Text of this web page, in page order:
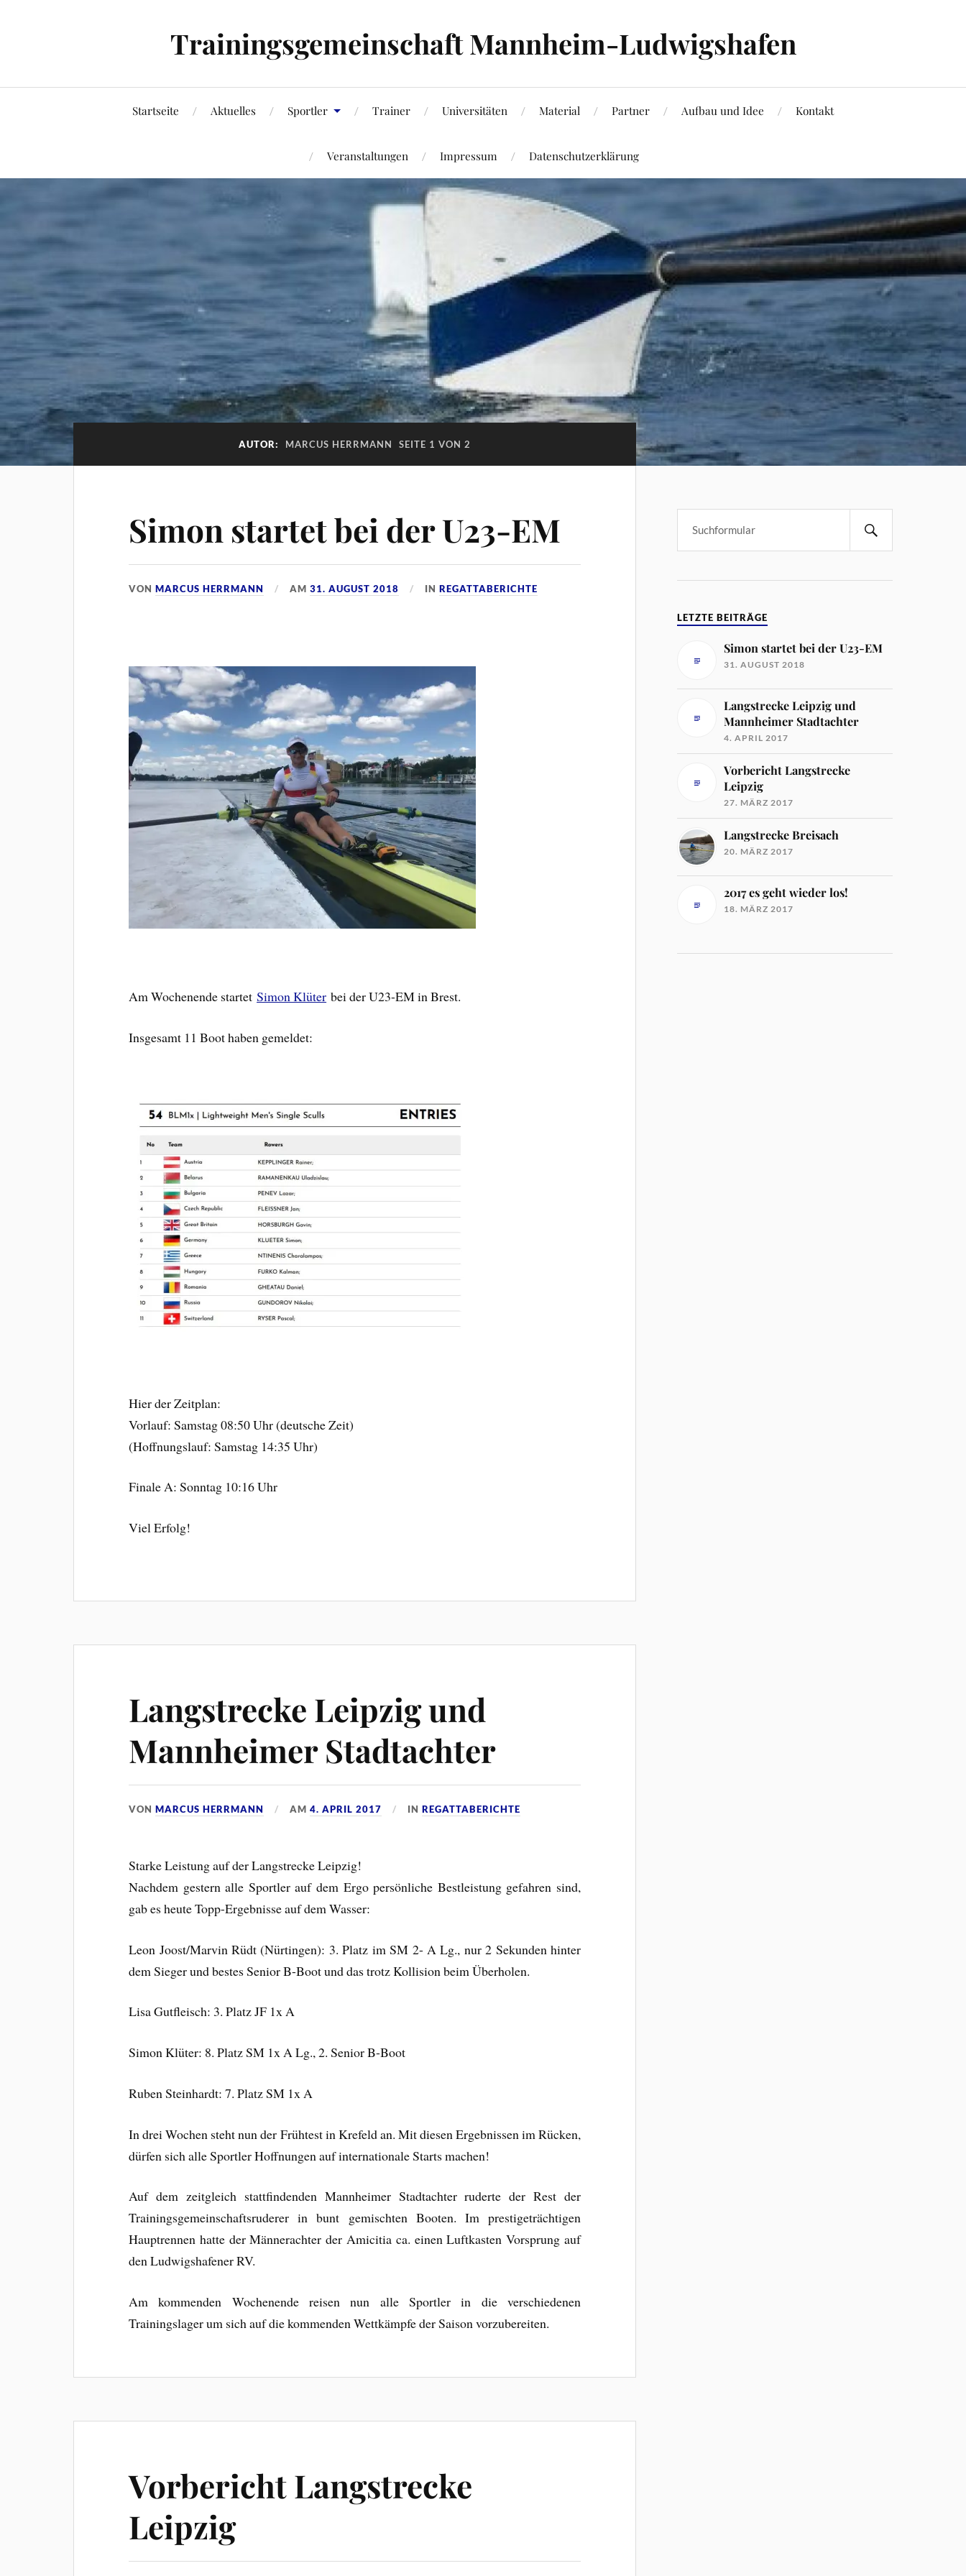
Trainingsgemeinschaft Mannheim-Ludwigshafen
Startseite Aktuelles Sportler Trainer Universitäten Material Partner Aufbau und Idee Kontakt
Veranstaltungen Impressum Datenschutzerklärung
AUTOR: MARCUS HERRMANN SEITE 1 VON 2
Simon startet bei der U23-EM
VONMARCUS HERRMANN AM31. AUGUST 2018 INREGATTABERICHTE
Am Wochenende startetSimon Klüter bei der U23-EM in Brest.
Insgesamt 11 Boot haben gemeldet:
Hier der Zeitplan:
Vorlauf: Samstag 08:50 Uhr (deutsche Zeit)
(Hoffnungslauf: Samstag 14:35 Uhr)
Finale A: Sonntag 10:16 Uhr
Viel Erfolg!
Langstrecke Leipzig und
Mannheimer Stadtachter
VONMARCUS HERRMANN AM4. APRIL 2017 INREGATTABERICHTE
Starke Leistung auf der Langstrecke Leipzig!
Nachdem gestern alle Sportler auf dem Ergo persönliche Bestleistung gefahren sind,
gab es heute Topp-Ergebnisse auf dem Wasser:
Leon Joost/Marvin Rüdt (Nürtingen): 3. Platz im SM 2- A Lg., nur 2 Sekunden hinter
dem Sieger und bestes Senior B-Boot und das trotz Kollision beim Überholen.
Lisa Gutfleisch: 3. Platz JF 1x A
Simon Klüter: 8. Platz SM 1x A Lg., 2. Senior B-Boot
Ruben Steinhardt: 7. Platz SM 1x A
In drei Wochen steht nun der Frühtest in Krefeld an. Mit diesen Ergebnissen im Rücken,
dürfen sich alle Sportler Hoffnungen auf internationale Starts machen!
Auf dem zeitgleich stattfindenden Mannheimer Stadtachter ruderte der Rest der
Trainingsgemeinschaftsruderer in bunt gemischten Booten. Im prestigeträchtigen
Hauptrennen hatte der Männerachter der Amicitia ca. einen Luftkasten Vorsprung auf
den Ludwigshafener RV.
Am kommenden Wochenende reisen nun alle Sportler in die verschiedenen
Trainingslager um sich auf die kommenden Wettkämpfe der Saison vorzubereiten.
Vorbericht Langstrecke
Leipzig
LETZTE BEITRÄGE
Simon startet bei der U23-EM
31. AUGUST 2018
Langstrecke Leipzig und
Mannheimer Stadtachter
4. APRIL 2017
Vorbericht Langstrecke
Leipzig
27. MÄRZ 2017
Langstrecke Breisach
20. MÄRZ 2017
2017 es geht wieder los!
18. MÄRZ 2017